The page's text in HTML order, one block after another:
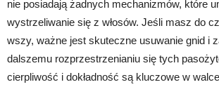
nie posiadają żadnych mechanizmów, które
wystrzeliwanie się z włosów. Jeśli masz do
wszy, ważne jest skuteczne usuwanie gnid i
dalszemu rozprzestrzenianiu się tych
cierpliwość i dokładność są kluczowe w